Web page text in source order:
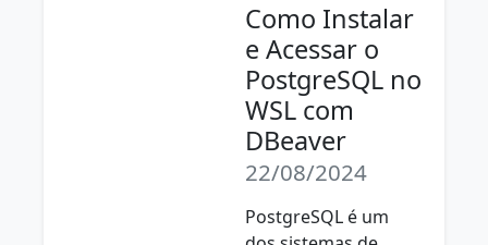
Como Instalar
e Acessar o
PostgreSQL no
WSL com
DBeaver
22/08/2024
PostgreSQL é um